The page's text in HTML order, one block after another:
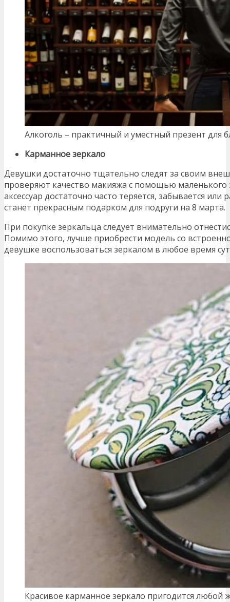
Алкоголь – практичный и уместный презент для
Карманное зеркало
Девушки достаточно тщательно следят за своим
проверяют качество макияжа с помощью
аксессуар достаточно часто теряется, забывается
станет прекрасным подарком для подруги на 8 марта.
При покупке зеркальца следует внимательно
Помимо этого, лучше приобрести модель со
девушке воспользоваться зеркалом в любое время
Красивое карманное зеркало пригодится любой